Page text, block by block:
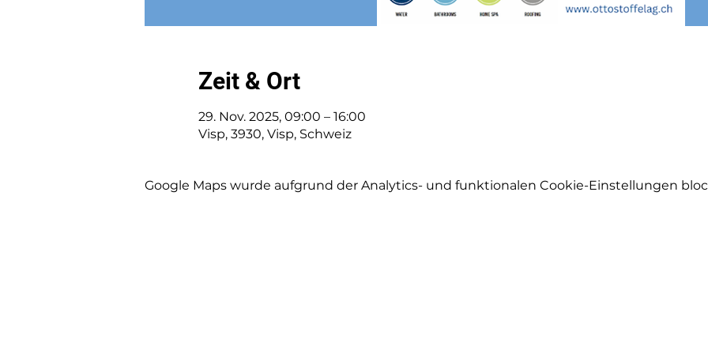
Zeit & Ort
29. Nov. 2025, 09:00 – 16:00
Visp, 3930, Visp, Schweiz
Google Maps wurde aufgrund der Analytics- und funktionalen Cookie-Einstellungen